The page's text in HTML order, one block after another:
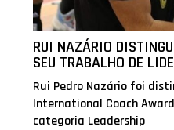
RUI NAZÁRIO
SEU TRABALHO DE
Rui Pedro Nazário foi
International Coach
categoria Leadership